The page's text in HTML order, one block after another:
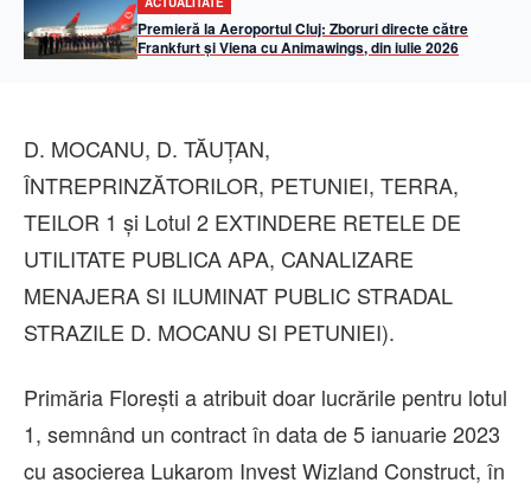
Premieră la Aeroportul Cluj: Zboruri directe către
Frankfurt și Viena cu Animawings, din iulie 2026
D. MOCANU, D. TĂUȚAN,
ÎNTREPRINZĂTORILOR, PETUNIEI, TERRA,
TEILOR 1 și Lotul 2 EXTINDERE RETELE DE
UTILITATE PUBLICA APA, CANALIZARE
MENAJERA SI ILUMINAT PUBLIC STRADAL
STRAZILE D. MOCANU SI PETUNIEI).
Primăria Florești a atribuit doar lucrările pentru lotul
1, semnând un contract în data de 5 ianuarie 2023
cu asocierea Lukarom Invest Wizland Construct, în